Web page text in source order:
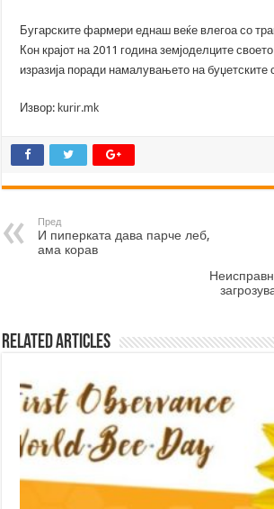
Бугарските фармери еднаш веќе влегоа со
Кон крајот на 2011 година земјоделците
изразија поради намалувањето на буџетските
Извор:kurir.mk
Пред
И пиперката дава парче леб,
ама корав
Related Articles